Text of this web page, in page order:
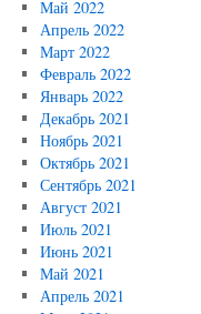
Май 2022
Апрель 2022
Март 2022
Февраль 2022
Январь 2022
Декабрь 2021
Ноябрь 2021
Октябрь 2021
Сентябрь 2021
Август 2021
Июль 2021
Июнь 2021
Май 2021
Апрель 2021